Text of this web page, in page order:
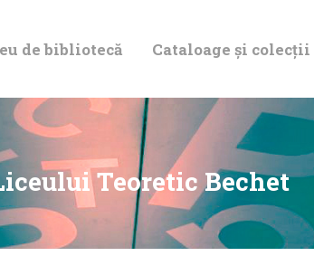
de bibliotecă Cataloage și colecții
Teoretic Bechet
ȘI